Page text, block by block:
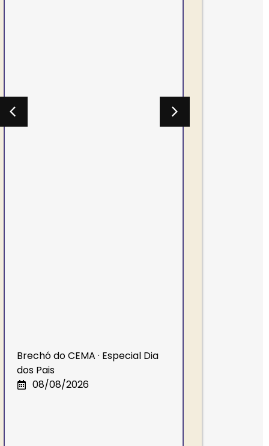
Especial Dia dos Pais
09/08/2026